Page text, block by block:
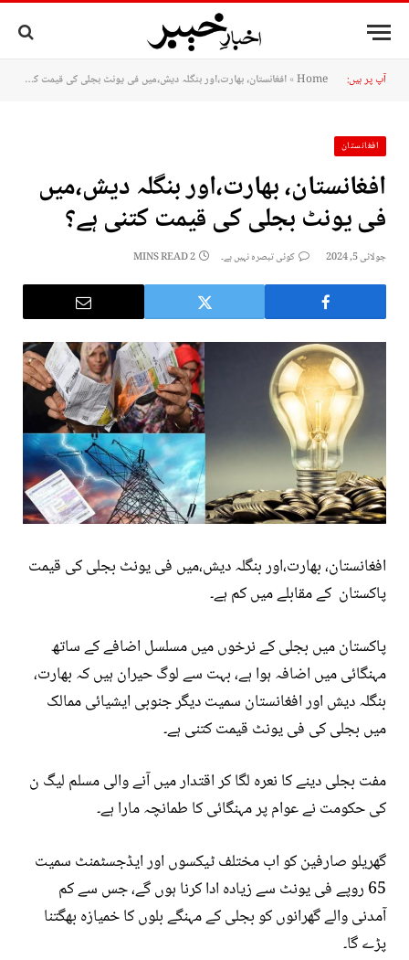
آپ پر ہیں: Home
»افغانستان، بھارت،اور بنگلہ دیش،میں فی یونٹ بجلی کی قیمت کتنی ہے؟
افغانستان
افغانستان، بھارت،اور بنگلہ دیش،میں
فی یونٹ بجلی کی قیمت کتنی ہے؟
جولائی 5, 2024 کوئی تبصرہ نہیں ہے۔ 2 MINS READ
افغانستان، بھارت،اور بنگلہ دیش،میں فی یونٹ بجلی کی قیمت
پاکستان کے مقابلے میں کم ہے۔
پاکستان میں بجلی کے نرخوں میں مسلسل اضافے کے ساتھ
مہنگائی میں اضافہ ہوا ہے، بہت سے لوگ حیران ہیں کہ بھارت،
بنگلہ دیش اور افغانستان سمیت دیگر جنوبی ایشیائی ممالک
میں بجلی کی فی یونٹ قیمت کتنی ہے۔
مفت بجلی دینے کا نعرہ لگا کر اقتدار میں آنے والی مسلم لیگ ن
کی حکومت نے عوام پر مہنگائی کا طمانچہ مارا ہے۔
گھریلو صارفین کو اب مختلف ٹیکسوں اور ایڈجسٹمنٹ سمیت
65 روپے فی یونٹ سے زیادہ ادا کرنا ہوں گے، جس سے کم
آمدنی والے گھرانوں کو بجلی کے مہنگے بلوں کا خمیازہ بھگتنا
پڑے گا۔